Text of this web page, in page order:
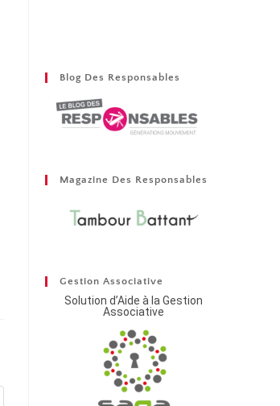
Blog Des Responsables
Magazine Des Responsables
Gestion Associative
Solution d’Aide à la Gestion
Associative